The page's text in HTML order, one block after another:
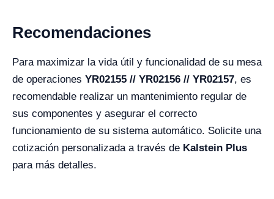
Recomendaciones
Para maximizar la vida útil y funcionalidad de su mesa
de operaciones YR02155 // YR02156 // YR02157, es
recomendable realizar un mantenimiento regular de
sus componentes y asegurar el correcto
funcionamiento de su sistema automático. Solicite una
cotización personalizada a través de Kalstein Plus
para más detalles.